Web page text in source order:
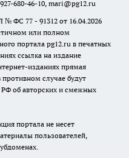
680-46-10, mari@pg12.ru
ФС 77 - 91312 от 16.04.2026
или полном
портала pg12.ru в печатных
ссылка на издание
изданиях прямая
противном случае будут
об авторских и смежных
портала не несет
пользователей,